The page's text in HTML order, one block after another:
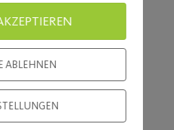
ABLEHNEN